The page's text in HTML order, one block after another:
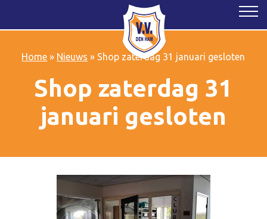
Home » Nieuws » Shop zaterdag 31 januari gesloten
Shop zaterdag 31
januari gesloten